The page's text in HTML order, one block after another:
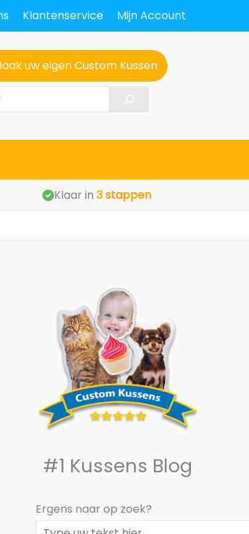
Klantenservice Mijn Account
uw eigen Custom Kussen
Klaar in 3 stappen
#1 Kussens Blog
Ergens naar op zoek?